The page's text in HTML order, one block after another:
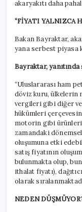
akaryakıtı daha
“FİYATI YALNIZCA
Bakan Bayraktar,
yana serbest piyasa
Bayraktar,
“Uluslararası ham
döviz kuru, ülkelerin
vergileri gibi diğer
hükümleri
motorin gibi
zamandaki
oluşumuna etki
satış fiyatının
bulunmakta olup,
ithalat fiyatı),
olarak
NEDEN